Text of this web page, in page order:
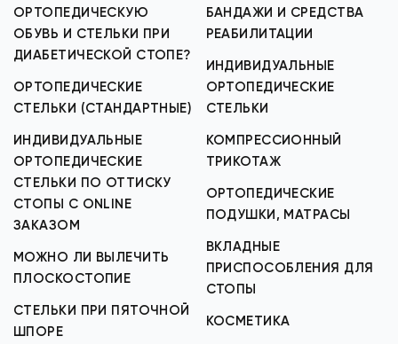
ОРТОПЕДИЧЕСКУЮ
ОБУВЬ И СТЕЛЬКИ ПРИ
ДИАБЕТИЧЕСКОЙ СТОПЕ?
ОРТОПЕДИЧЕСКИЕ
СТЕЛЬКИ (СТАНДАРТНЫЕ)
ИНДИВИДУАЛЬНЫЕ
ОРТОПЕДИЧЕСКИЕ
СТЕЛЬКИ ПО ОТТИСКУ
СТОПЫ С ONLINE
ЗАКАЗОМ
МОЖНО ЛИ ВЫЛЕЧИТЬ
ПЛОСКОСТОПИЕ
СТЕЛЬКИ ПРИ ПЯТОЧНОЙ
ШПОРЕ
БАНДАЖИ И СРЕДСТВА
РЕАБИЛИТАЦИИ
ИНДИВИДУАЛЬНЫЕ
ОРТОПЕДИЧЕСКИЕ
СТЕЛЬКИ
КОМПРЕССИОННЫЙ
ТРИКОТАЖ
ОРТОПЕДИЧЕСКИЕ
ПОДУШКИ, МАТРАСЫ
ВКЛАДНЫЕ
ПРИСПОСОБЛЕНИЯ ДЛЯ
СТОПЫ
КОСМЕТИКА